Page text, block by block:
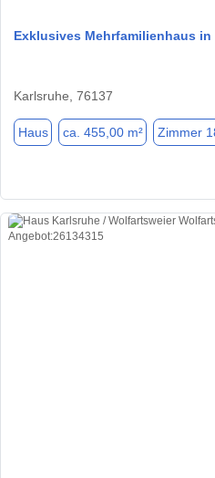
Exklusives Mehrfamilienhaus
Karlsruhe, 76137
Haus ca. 455,00 m² Zimmer